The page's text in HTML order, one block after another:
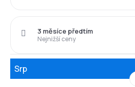
Nejnižší ceny
3 měsíce předtím
Srp